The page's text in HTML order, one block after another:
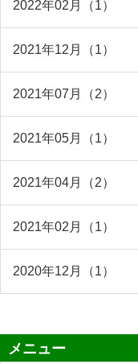
2022年02月（1）
2021年12月（1）
2021年07月（2）
2021年05月（1）
2021年04月（2）
2021年02月（1）
2020年12月（1）
メニュー